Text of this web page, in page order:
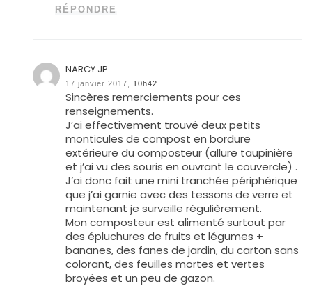
RÉPONDRE
NARCY JP
17 janvier 2017, 10h42
Sincères remerciements pour ces
renseignements.
J’ai effectivement trouvé deux petits
monticules de compost en bordure
extérieure du composteur (allure taupinière
et j’ai vu des souris en ouvrant le couvercle) .
J’ai donc fait une mini tranchée périphérique
que j’ai garnie avec des tessons de verre et
maintenant je surveille régulièrement.
Mon composteur est alimenté surtout par
des épluchures de fruits et légumes +
bananes, des fanes de jardin, du carton sans
colorant, des feuilles mortes et vertes
broyées et un peu de gazon.